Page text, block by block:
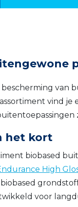
vind
het kort
biobased
High
voor